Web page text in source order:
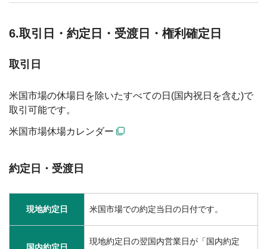
6.取引日・約定日・受渡日・権利確定日
取引日
米国市場の休場日を除いたすべての日(国内祝日を含む)で
取引可能です。
米国市場休場カレンダー
約定日・受渡日
現地約定日 米国市場での約定当日の日付です。
現地約定日の翌国内営業日が「国内約定